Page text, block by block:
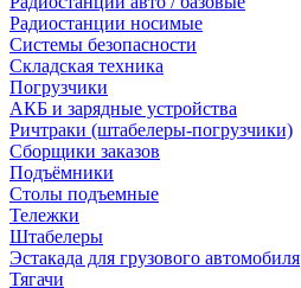
Радиостанции носимые
Системы безопасности
Складская техника
Погрузчики
АКБ и зарядные устройства
Ричтраки (штабелеры-погрузчики)
Сборщики заказов
Подъёмники
Столы подъемные
Тележки
Штабелеры
Эстакада для грузового автомобиля
Тягачи